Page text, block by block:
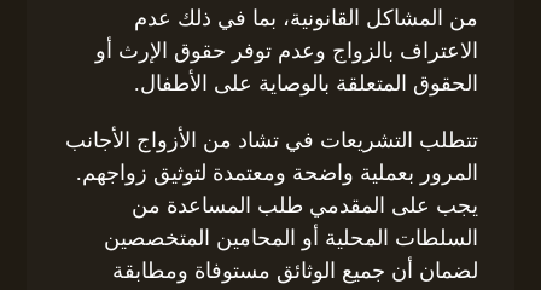
من المشاكل القانونية، بما في ذلك عدم
الاعتراف بالزواج وعدم توفر حقوق الإرث أو
الحقوق المتعلقة بالوصاية على الأطفال.
تتطلب التشريعات في تشاد من الأزواج الأجانب
المرور بعملية واضحة ومعتمدة لتوثيق زواجهم.
يجب على المقدمي طلب المساعدة من
السلطات المحلية أو المحامين المتخصصين
لضمان أن جميع الوثائق مستوفاة ومطابقة